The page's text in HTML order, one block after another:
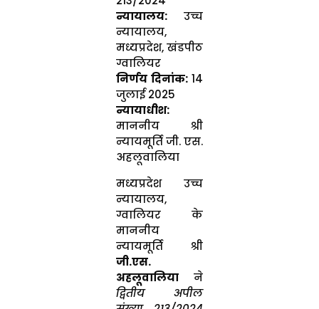
न्यायालय:उच्च
न्यायालय,
मध्यप्रदेश, खंडपीठ
ग्वालियर
निर्णय दिनांक:14
जुलाई 2025
न्यायाधीश:
माननीय श्री
न्यायमूर्ति जी. एस.
अहलूवालिया
मध्यप्रदेश उच्च
न्यायालय,
ग्वालियर के
माननीय
न्यायमूर्ति श्री
जी.एस.
अहलूवालियाने
द्वितीय अपील